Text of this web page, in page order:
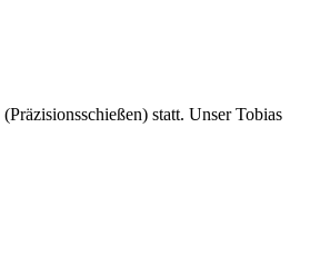
statt. Unser Tobias